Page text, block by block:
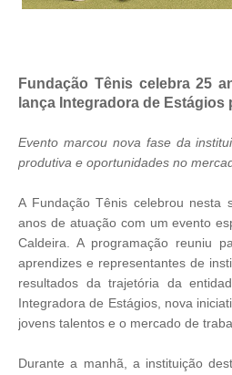
Fundação Tênis celebra 25
lança Integradora de
Evento marcou nova fase da
produtiva e oportunidades no
A Fundação Tênis celebrou nesta
anos de atuação com um evento
Caldeira. A programação reuniu
aprendizes e representantes de
resultados da trajetória da
Integradora de Estágios, nova
jovens talentos e o mercado de
Durante a manhã, a instituição